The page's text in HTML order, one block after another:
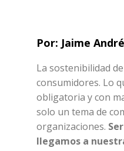
Por: Jaime
La sostenibilidad
consumidores. Lo
obligatoria y con
solo un tema de
organizaciones.
llegamos a